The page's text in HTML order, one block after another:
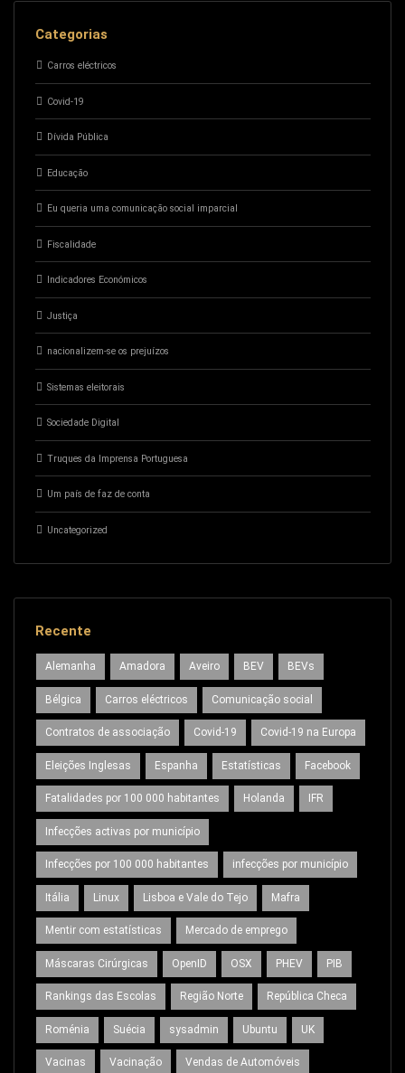
Categorias
Carros eléctricos
Covid-19
Dívida Pública
Educação
Eu queria uma comunicação social imparcial
Fiscalidade
Indicadores Económicos
Justiça
nacionalizem-se os prejuízos
Sistemas eleitorais
Sociedade Digital
Truques da Imprensa Portuguesa
Um país de faz de conta
Uncategorized
Recente
Alemanha Amadora Aveiro BEV BEVs
Bélgica Carros eléctricos Comunicação social
Contratos de associação Covid-19 Covid-19 na Europa
Eleições Inglesas Espanha Estatísticas Facebook
Fatalidades por 100 000 habitantes Holanda IFR
Infecções activas por município
Infecções por 100 000 habitantes infecções por município
Itália Linux Lisboa e Vale do Tejo Mafra
Mentir com estatísticas Mercado de emprego
Máscaras Cirúrgicas OpenID OSX PHEV PIB
Rankings das Escolas Região Norte República Checa
Roménia Suécia sysadmin Ubuntu UK
Vacinas Vacinação Vendas de Automóveis